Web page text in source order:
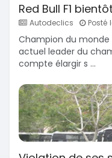
Red Bull F1
Autodeclics Posté
Champion du
actuel leader du
compte élargir s ...